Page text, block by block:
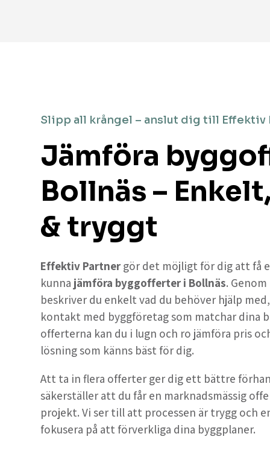
Slipp all krångel – anslut dig till Effektiv
Jämföra
Bollnäs –
& tryggt
Effektiv Partner gör det möjligt för dig att få
kunna jämföra byggofferter i Bollnäs.
beskriver du enkelt vad du behöver hjälp
kontakt med byggföretag som matchar dina
offerterna kan du i lugn och ro jämföra pris
lösning som känns bäst för dig.
Att ta in flera offerter ger dig ett bättre
säkerställer att du får en marknadsmässig
projekt. Vi ser till att processen är trygg och
fokusera på att förverkliga dina byggplaner.